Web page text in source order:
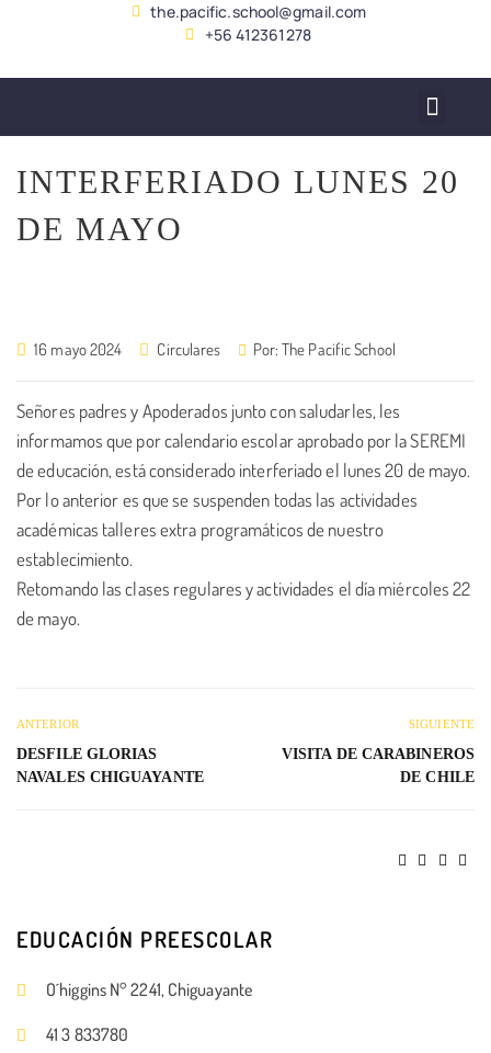
the.pacific.school@gmail.com
+56 412361278
INTERFERIADO LUNES 20
DE MAYO
16 mayo 2024 Circulares Por:The Pacific School
Señores padres y Apoderados junto con saludarles, les
informamos que por calendario escolar aprobado por la SEREMI
de educación, está considerado interferiado el lunes 20 de mayo.
Por lo anterior es que se suspenden todas las actividades
académicas talleres extra programáticos de nuestro
establecimiento.
Retomando las clases regulares y actividades el día miércoles 22
de mayo.
ANTERIOR
DESFILE GLORIAS
NAVALES CHIGUAYANTE
SIGUIENTE
VISITA DE CARABINEROS
DE CHILE
EDUCACIÓN PREESCOLAR
O´higgins N° 2241, Chiguayante
41 3 833780